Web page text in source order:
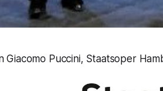
Giacomo Puccini, Staatsoper